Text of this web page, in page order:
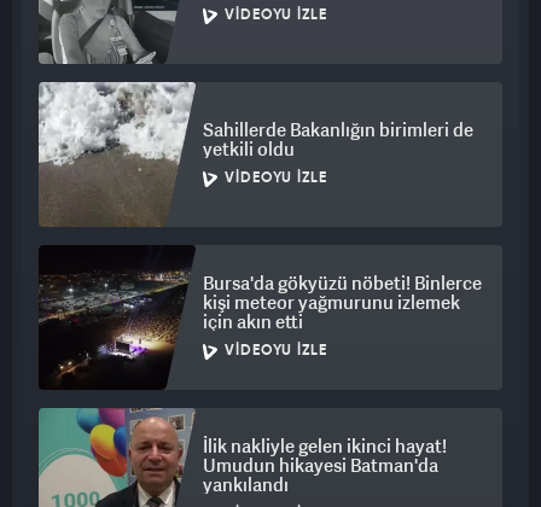
VIDEOYU İZLE
Sahillerde Bakanlığın birimleri de
yetkili oldu
VIDEOYU İZLE
Bursa'da gökyüzü nöbeti! Binlerce
kişi meteor yağmurunu izlemek
için akın etti
VIDEOYU İZLE
İlik nakliyle gelen ikinci hayat!
Umudun hikayesi Batman'da
yankılandı